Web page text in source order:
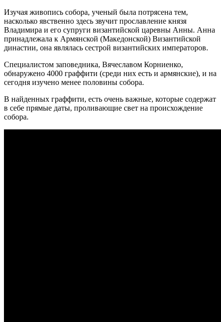
Изучая живопись собора, ученый была потрясена тем,
насколько явственно здесь звучит прославление князя
Владимира и его супруги византийской царевны Анны. Анна
принадлежала к Армянской (Македонской) Византийской
династии, она являлась сестрой византийских императоров.
Специалистом заповедника, Вячеславом Корниенко,
обнаружено 4000 граффити (среди них есть и армянские), и на
сегодня изучено менее половины собора.
В найденных граффити, есть очень важные, которые содержат
в себе прямые даты, проливающие свет на происхождение
собора.